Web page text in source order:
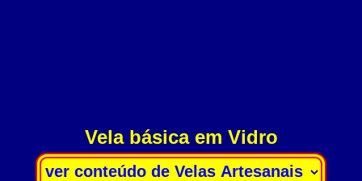
Vela básica em Vidro